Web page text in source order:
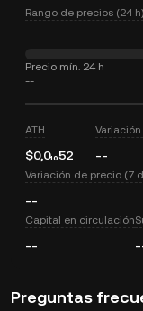
Rango de precios (24 h)
Precio mín. 24 h
--
ATH
$0,0₁₀52 --
Variación de precio (7
--
Capital en circulación
--
Preguntas